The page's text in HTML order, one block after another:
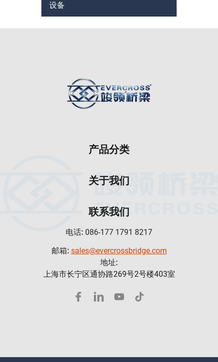
设备
产品分类
关于我们
联系我们
电话: 086-177 1791 8217
邮箱: sales@evercrossbridge.com
地址:
上海市长宁区通协路269号2号楼403室